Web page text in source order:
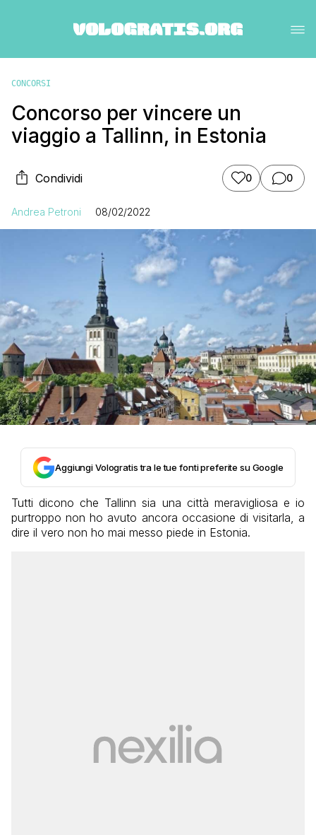
CONCORSI
Concorso per vincere un
viaggio a Tallinn, in Estonia
Condividi 0 0
Andrea Petroni 08/02/2022
Aggiungi Vologratis tra le tue fonti preferite su Google
Tutti dicono che Tallinn sia una città meravigliosa e io
purtroppo non ho avuto ancora occasione di visitarla, a
dire il vero non ho mai messo piede in Estonia.